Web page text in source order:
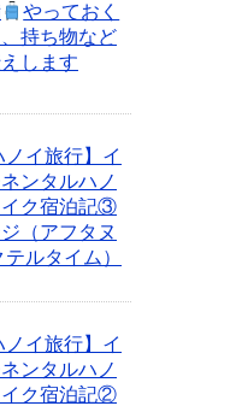
やっておく
持ち物など
します
ノイ旅行】イ
ンタルハノ
イク宿泊記③
（アフタヌ
ルタイム）
ノイ旅行】イ
ンタルハノ
イク宿泊記②